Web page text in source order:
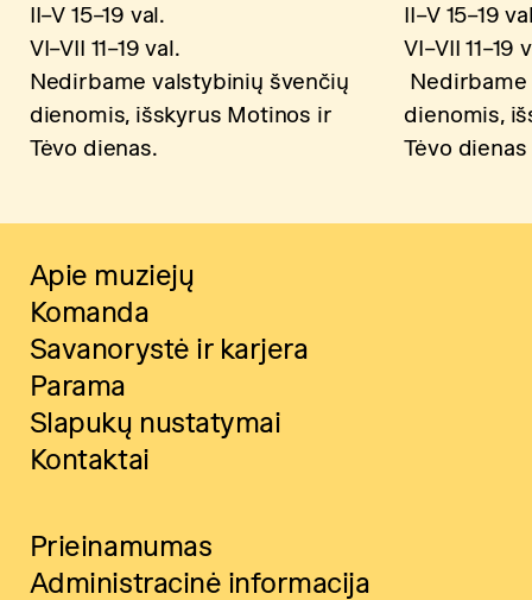
II–V 15–19 val.
VI–VII 11–19 val.
Nedirbame valstybinių švenčių
dienomis, išskyrus Motinos ir
Tėvo dienas.
II–V 15–19
VI–VII 11–19
dienomis,
Tėvo dienas
Apie muziejų
Komanda
Savanorystė ir karjera
Parama
Slapukų nustatymai
Kontaktai
Prieinamumas
Administracinė informacija